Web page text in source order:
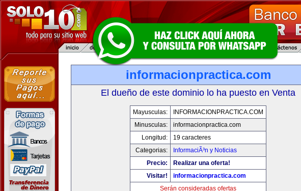
informacionpractica.com
El dueño de este dominio lo ha puesto en Venta
Mayusculas:
INFORMACIONPRACTICA.COM
Minusculas:
informacionpractica.com
Longitud:
19 caracteres
Categorias:
InformaciÃ³n y Noticias
Precio:
Realizar una oferta!
Visitar!
informacionpractica.com
Serán consideradas ofertas